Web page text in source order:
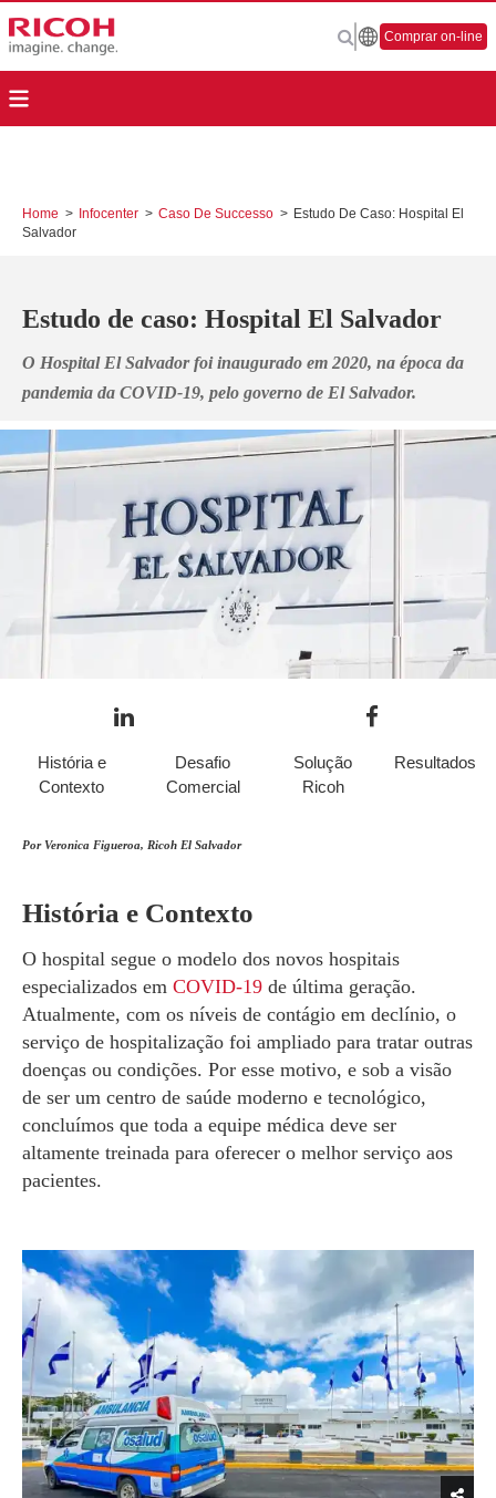
Comprar on-line
Home > Infocenter > Caso De Successo > Estudo De Caso: Hospital El
Salvador
Estudo de caso: Hospital El Salvador
O Hospital El Salvador foi inaugurado em 2020, na época da
pandemia da COVID-19, pelo governo de El Salvador.
História e
Contexto
Desafio
Comercial
Solução
Ricoh
Resultados
Por Veronica Figueroa, Ricoh El Salvador
História e Contexto
O hospital segue o modelo dos novos hospitais
especializados em COVID-19 de última geração.
Atualmente, com os níveis de contágio em declínio, o
serviço de hospitalização foi ampliado para tratar outras
doenças ou condições. Por esse motivo, e sob a visão
de ser um centro de saúde moderno e tecnológico,
concluímos que toda a equipe médica deve ser
altamente treinada para oferecer o melhor serviço aos
pacientes.